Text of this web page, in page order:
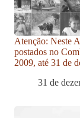
Atenção: Neste
postados no
2009, até 31 de
31 de